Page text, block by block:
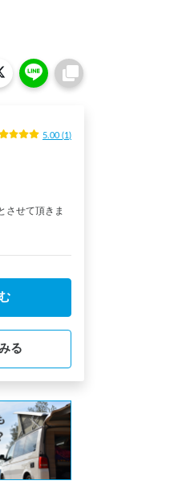
5.00 (1 )
させて頂きま
る